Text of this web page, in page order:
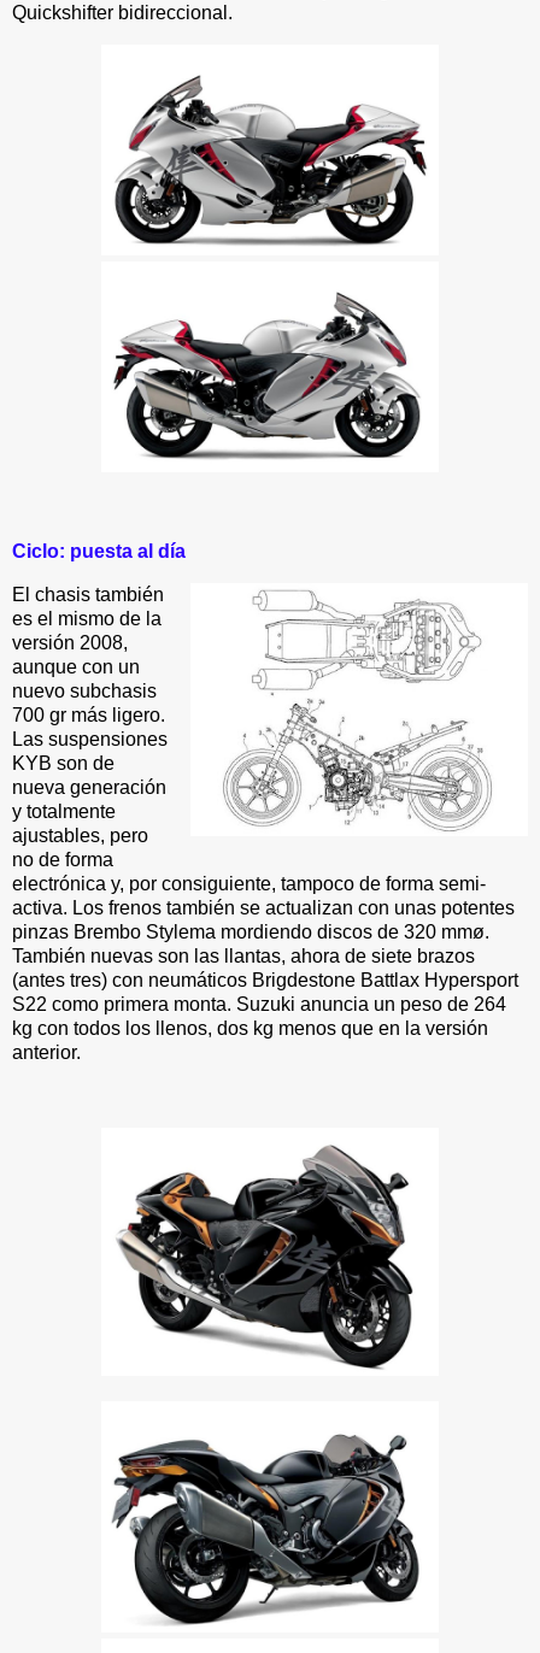
Quickshifter bidireccional.
Ciclo: puesta al día
El chasis también
es el mismo de la
versión 2008,
aunque con un
nuevo subchasis
700 gr más ligero.
Las suspensiones
KYB son de
nueva generación
y totalmente
ajustables, pero
no de forma
electrónica y, por consiguiente, tampoco de forma semi-
activa. Los frenos también se actualizan con unas potentes
pinzas Brembo Stylema mordiendo discos de 320 mmø.
También nuevas son las llantas, ahora de siete brazos
(antes tres) con neumáticos Brigdestone Battlax Hypersport
S22 como primera monta. Suzuki anuncia un peso de 264
kg con todos los llenos, dos kg menos que en la versión
anterior.